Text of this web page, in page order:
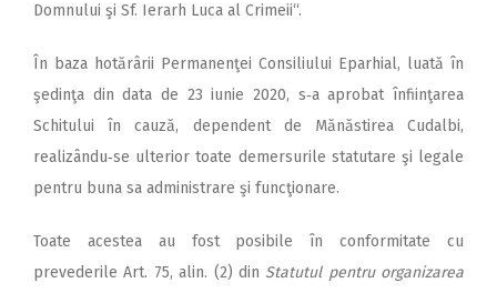
Domnului şi Sf. Ierarh Luca al Crimeii“.
În baza hotărârii Permanenţei Consiliului Eparhial, luată în
şedinţa din data de 23 iunie 2020, s‑a aprobat înfiinţarea
Schitului în cauză, dependent de Mănăstirea Cudalbi,
realizându‑se ulterior toate demersurile statutare şi legale
pentru buna sa administrare şi funcţionare.
Toate acestea au fost posibile în conformitate cu
prevederile Art. 75, alin. (2) din Statutul pentru organizarea